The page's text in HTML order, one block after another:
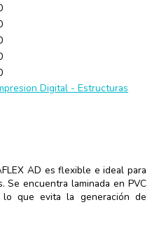
Digital - Estructuras
AD es flexible e ideal para
Se encuentra laminada en PVC
que evita la generación de